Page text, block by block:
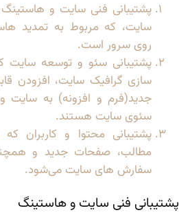
پشتیبانی فنی سایت و هاستینگ
سایت، که مربوط به تمدید
روی سرور است.
پشتیبانی سئو و توسعه سایت
سازی گرافیک سایت، افزودن
جدید(فرم و افزونه) به
سئوی سایت هستند.
پشتیبانی محتوا و کاربران
مطالب، صفحات جدید و
سفارش های سایت می‌شود.
پشتیبانی فنی سایت و هاستینگ